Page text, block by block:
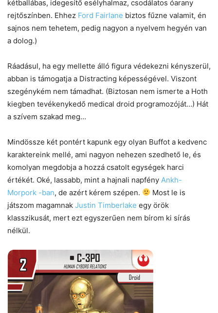
kétballábas, idegesítő esélyhalmaz, csodálatos óarany
rejtőszínben. Ehhez Ford Fairlane biztos fűzne valamit, én
sajnos nem tehetem, pedig nagyon a nyelvem hegyén van
a dolog.)
Ráadásul, ha egy mellette álló figura védekezni kényszerül,
abban is támogatja a Distracting képességével. Viszont
szegénykém nem támadhat. (Biztosan nem ismerte a Hoth
kiegben tevékenykedő medical droid programozóját…) Hát
a szívem szakad meg…
Mindössze két pontért kapunk egy olyan Buffot a kedvenc
karaktereink mellé, ami nagyon nehezen szedhető le, és
komolyan megdobja a hozzá csatolt egységek harci
értékét. Oké, lassabb, mint a hajnali napfény Ankh-
Morpork -ban, de azért kérem szépen.
Most le is
játszom magamnak Justin Timberlake egy örök
klasszikusát, mert ezt egyszerűen nem bírom ki sírás
nélkül.